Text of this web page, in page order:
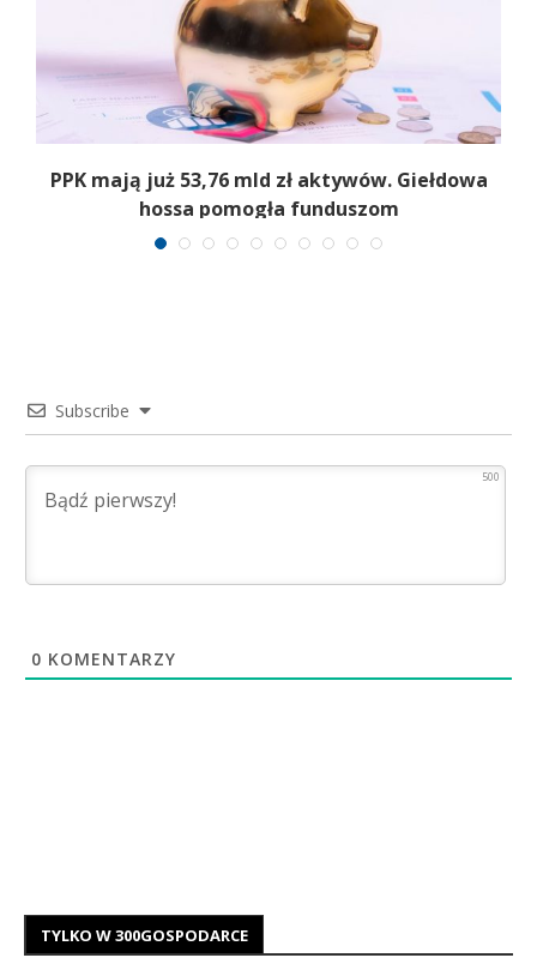
PPK mają już 53,76 mld zł aktywów. Giełdowa
hossa pomogła funduszom
Subscribe
500
0 KOMENTARZY
TYLKO W 300GOSPODARCE